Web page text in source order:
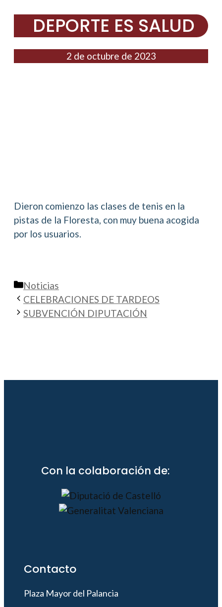
DEPORTE ES SALUD
2 de octubre de 2023
Dieron comienzo las clases de tenis en la
pistas de la Floresta, con muy buena acogida
por los usuarios.
Categorías
Noticias
CELEBRACIONES DE TARDEOS
SUBVENCIÓN DIPUTACIÓN
Con la colaboración de:
Contacto
Plaza Mayor del Palancia